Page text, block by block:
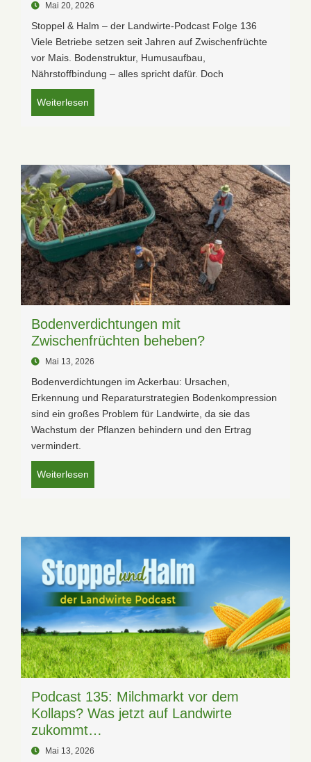
Mai 20, 2026
Stoppel & Halm – der Landwirte-Podcast Folge 136
Viele Betriebe setzen seit Jahren auf Zwischenfrüchte
vor Mais. Bodenstruktur, Humusaufbau,
Nährstoffbindung – alles spricht dafür. Doch
Weiterlesen
Bodenverdichtungen mit
Zwischenfrüchten beheben?
Mai 13, 2026
Bodenverdichtungen im Ackerbau: Ursachen,
Erkennung und Reparaturstrategien Bodenkompression
sind ein großes Problem für Landwirte, da sie das
Wachstum der Pflanzen behindern und den Ertrag
vermindert.
Weiterlesen
Podcast 135: Milchmarkt vor dem
Kollaps? Was jetzt auf Landwirte
zukommt…
Mai 13, 2026